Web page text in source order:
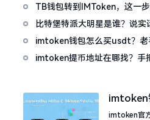
搞定
TB钱包转到IMToken，这一
比特堡特派大明星是谁？说实
imtoken钱包怎么买usdt？老
imtoken提币地址在哪找？手
imtoken
点，小心
imtoken官